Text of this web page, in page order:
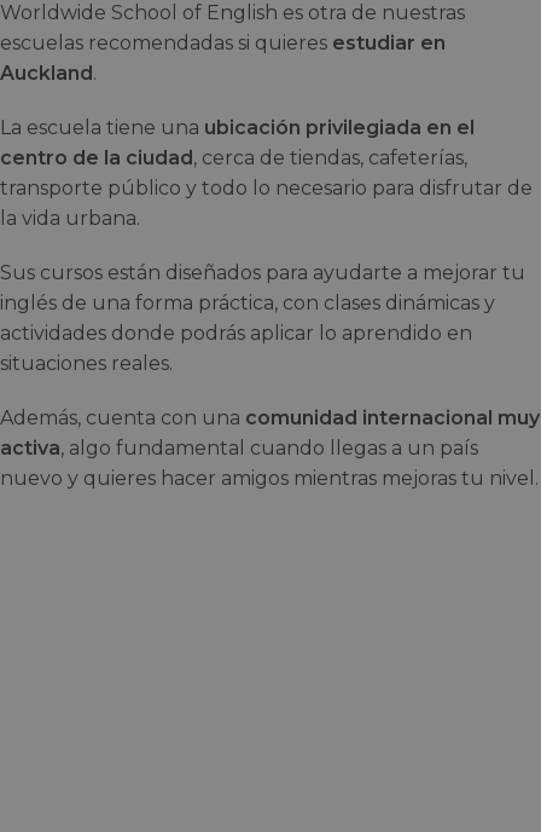
Worldwide School of English es otra de nuestras
escuelas recomendadas si quieres estudiar en
Auckland.
La escuela tiene una ubicación privilegiada en el
centro de la ciudad, cerca de tiendas, cafeterías,
transporte público y todo lo necesario para disfrutar de
la vida urbana.
Sus cursos están diseñados para ayudarte a mejorar tu
inglés de una forma práctica, con clases dinámicas y
actividades donde podrás aplicar lo aprendido en
situaciones reales.
Además, cuenta con una comunidad internacional muy
activa, algo fundamental cuando llegas a un país
nuevo y quieres hacer amigos mientras mejoras tu nivel.